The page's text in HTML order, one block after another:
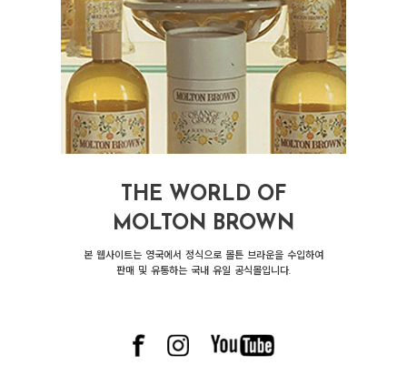
THE WORLD OF
MOLTON BROWN
본 웹사이트는 영국에서 정식으로 몰튼 브라운을 수입하여
판매 및 유통하는 국내 유일 공식몰입니다.